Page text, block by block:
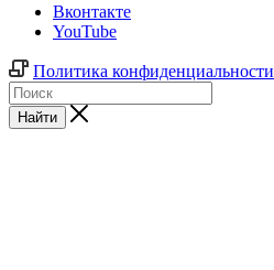
Вконтакте
YouTube
Политика конфиденциальности
Найти